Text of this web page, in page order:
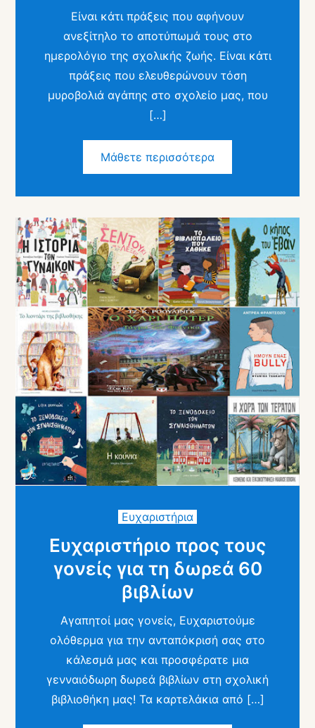
Είναι κάτι πράξεις που αφήνουν
ανεξίτηλο το αποτύπωμά τους στο
ημερολόγιο της σχολικής ζωής. Είναι κάτι
πράξεις που ελευθερώνουν τόση
μυροβολιά αγάπης στο σχολείο μας, που
[…]
Μάθετε περισσότερα
Ευχαριστήρια
Ευχαριστήριο προς τους
γονείς για τη δωρεά 60
βιβλίων
Αγαπητοί μας γονείς, Ευχαριστούμε
ολόθερμα για την ανταπόκρισή σας στο
κάλεσμά μας και προσφέρατε μια
γενναιόδωρη δωρεά βιβλίων στη σχολική
βιβλιοθήκη μας! Τα καρτελάκια από […]